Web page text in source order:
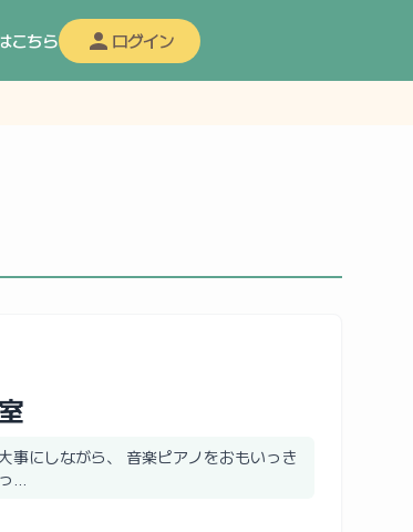
こちら ログイン
事にしながら、 音楽ピアノをおもいっき
...